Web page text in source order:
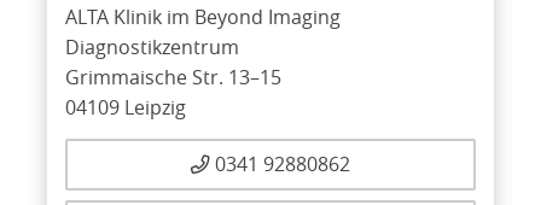
ALTA Klinik im Beyond Imaging
Diagnostikzentrum
Grimmaische Str. 13–15
04109 Leipzig
0341 92880862